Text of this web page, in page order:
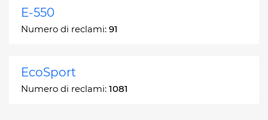
E-550
Numero di reclami: 91
EcoSport
Numero di reclami: 1081